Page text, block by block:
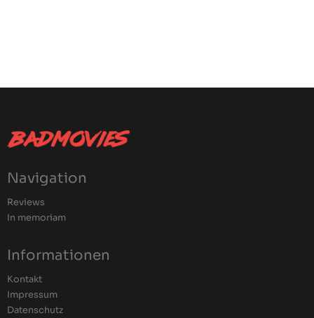
Navigation
Reviews
In memoriam
Informationen
Kontakt
Impressum
Datenschutz